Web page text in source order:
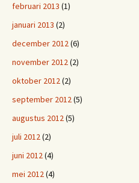
februari 2013 (1)
januari 2013 (2)
december 2012(6)
november 2012(2)
oktober 2012(2)
september 2012(5)
augustus 2012(5)
juli 2012(2)
juni 2012(4)
mei 2012(4)